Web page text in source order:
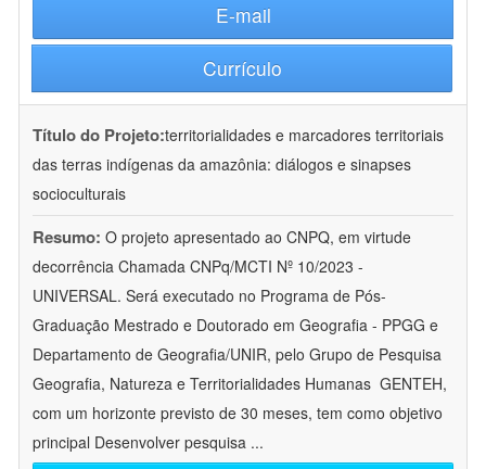
E-mail
Currículo
Título do Projeto:territorialidades e marcadores territoriais
das terras indígenas da amazônia: diálogos e sinapses
socioculturais
Resumo: O projeto apresentado ao CNPQ, em virtude
decorrência Chamada CNPq/MCTI Nº 10/2023 -
UNIVERSAL. Será executado no Programa de Pós-
Graduação Mestrado e Doutorado em Geografia - PPGG e
Departamento de Geografia/UNIR, pelo Grupo de Pesquisa
Geografia, Natureza e Territorialidades Humanas  GENTEH,
com um horizonte previsto de 30 meses, tem como objetivo
principal Desenvolver pesquisa ...